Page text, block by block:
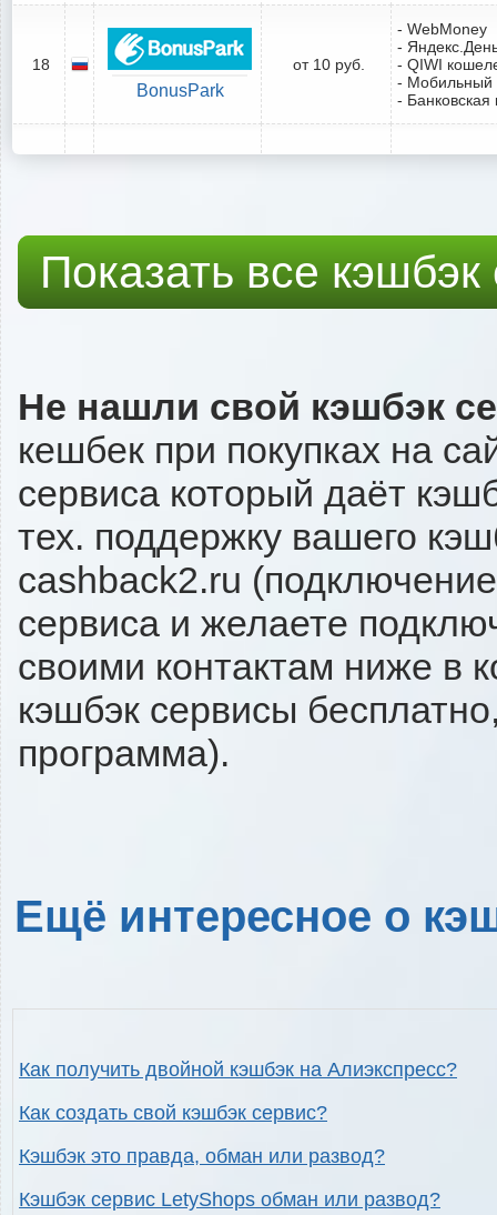
18
BonusPark
от 10 руб.
- WebMoney
-
- QIWI
- Мобильный
- Банковская
Показать все
Не нашли свой кэшбэк
кешбек при покупках на
сервиса который даёт
тех. поддержку вашего
cashback2.ru
сервиса и желаете
своими контактам ниже в
кэшбэк сервисы
программа).
Ещё интересное о
Как получить двойной кэшбэк на Алиэкспресс?
Как создать свой кэшбэк сервис?
Кэшбэк это правда, обман или развод?
Кэшбэк сервис LetyShops обман или развод?